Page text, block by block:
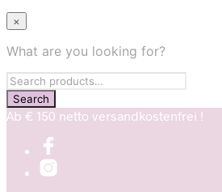
×
What are you looking for?
Ab € 150 netto versandkostenfrei !